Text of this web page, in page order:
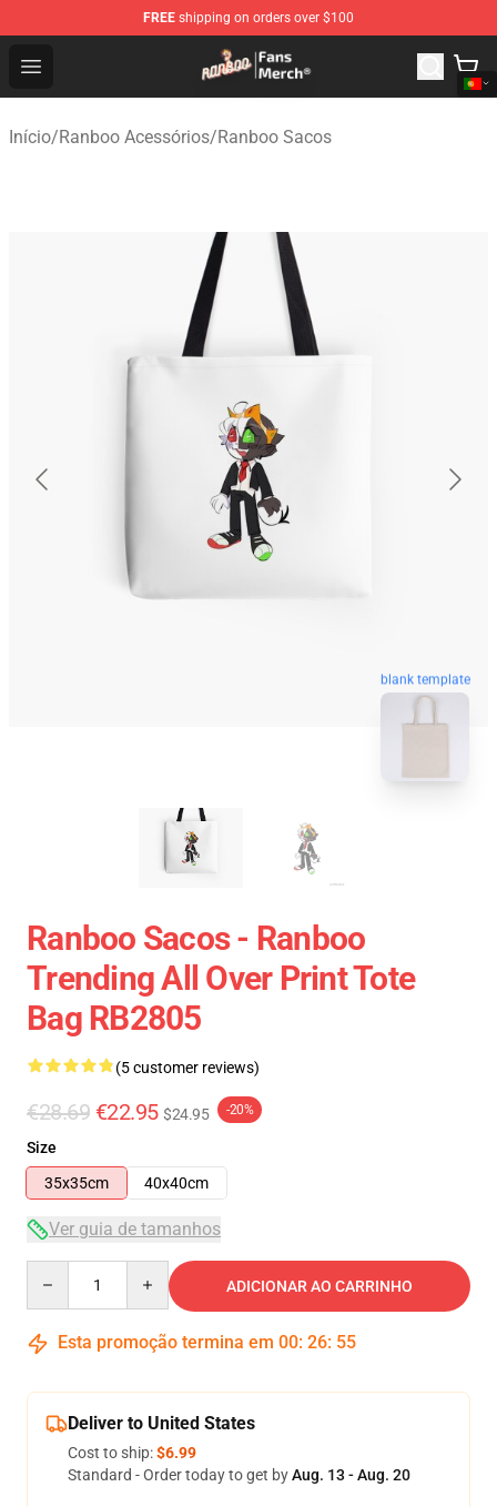
FREE shipping on orders over $100
Open menu
Ranboo Store - Official Ranboo Merchandise Shop
Início/Ranboo Acessórios/Ranboo Sacos
blank template
Ranboo Sacos - Ranboo
Trending All Over Print Tote
Bag RB2805
(5 customer reviews)
€28.69 €22.95 $24.95 -20%
Size
35x35cm
40x40cm
Ver guia de tamanhos
ADICIONAR AO CARRINHO
Esta promoção termina em 00: 26: 54
Deliver to United States
Cost to ship:$6.99
Standard - Order today to get byAug. 13 - Aug. 20